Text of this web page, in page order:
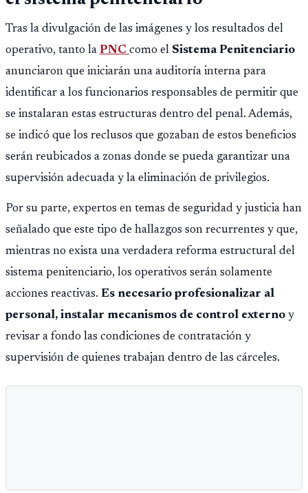
Tras la divulgación de las imágenes y los resultados del
operativo, tanto la PNC como el Sistema Penitenciario
anunciaron que iniciarán una auditoría interna para
identificar a los funcionarios responsables de permitir que
se instalaran estas estructuras dentro del penal. Además,
se indicó que los reclusos que gozaban de estos beneficios
serán reubicados a zonas donde se pueda garantizar una
supervisión adecuada y la eliminación de privilegios.
Por su parte, expertos en temas de seguridad y justicia han
señalado que este tipo de hallazgos son recurrentes y que,
mientras no exista una verdadera reforma estructural del
sistema penitenciario, los operativos serán solamente
acciones reactivas. Es necesario profesionalizar al
personal, instalar mecanismos de control externo y
revisar a fondo las condiciones de contratación y
supervisión de quienes trabajan dentro de las cárceles.